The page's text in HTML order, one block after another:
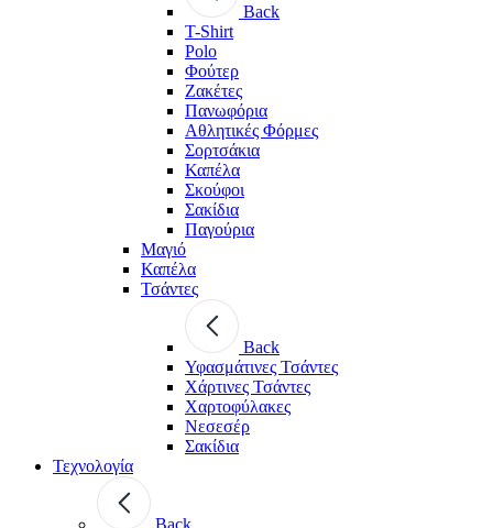
Back
T-Shirt
Polo
Φούτερ
Ζακέτες
Πανωφόρια
Αθλητικές Φόρμες
Σορτσάκια
Καπέλα
Σκούφοι
Σακίδια
Παγούρια
Μαγιό
Καπέλα
Τσάντες
Back
Υφασμάτινες Τσάντες
Χάρτινες Τσάντες
Χαρτοφύλακες
Νεσεσέρ
Σακίδια
Τεχνολογία
Back